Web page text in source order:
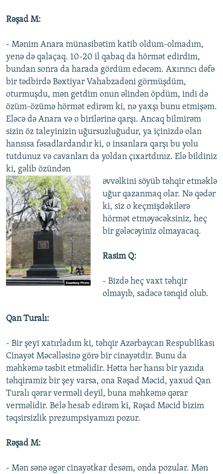
Rəşad M:
- Mənim Anara münasibətim katib oldum-olmadım,
yenə də qalaçaq. 10-20 il qabaq da hörmət edirdim,
bundan sonra da harada gördüm edəcəm. Axırıncı dəfə
bir tədbirdə Bəxtiyar Vahabzadəni görmüşdüm,
oturmuşdu, mən getdim onun əlindən öpdüm, indi də
özüm-özümə hörmət edirəm ki, nə yaxşı bunu etmişəm.
Eləcə də Anara və o birilərinə qarşı. Ancaq bilmirəm
sizin öz taleyinizin uğursuzluğudur, ya içinizdə olan
hansısa fəsadlardandır ki, o insanlara qarşı bu yolu
tutdunuz və cavanları da yoldan çıxartdınız. Elə bildiniz
ki, gəlib özündən
əvvəlkini söyüb təhqir etməklə
uğur qazanmaq olar. Nə qədər
ki, siz o keçmişdəkilərə
hörmət etməyəcəksiniz, heç
bir gələcəyiniz olmayacaq.
Rasim Q:
- Bizdə heç vaxt təhqir
olmayıb, sadəcə tənqid olub.
Qan Turalı:
- Bir şeyi xatırladım ki, təhqir Azərbaycan Respublikası
Cinayət Məcəlləsinə görə bir cinayətdir. Bunu da
məhkəmə təsbit etməlidir. Hətta hər hansı bir yazıda
təhqiramiz bir şey varsa, ona Rəşad Məcid, yaxud Qan
Turalı qərar verməli deyil, buna məhkəmə qərar
verməlidir. Belə hesab edirəm ki, Rəşad Məcid bizim
təqsirsizlik prezumpsiyamızı pozur.
Rəşad M:
- Mən sənə əgər cinayətkar desəm, onda pozular. Mən